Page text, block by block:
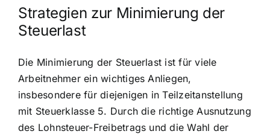
Strategien zur Minimierung der
Steuerlast
Die Minimierung der Steuerlast ist für viele
Arbeitnehmer ein wichtiges Anliegen,
insbesondere für diejenigen in Teilzeitanstellung
mit Steuerklasse 5. Durch die richtige Ausnutzung
des Lohnsteuer-Freibetrags und die Wahl der